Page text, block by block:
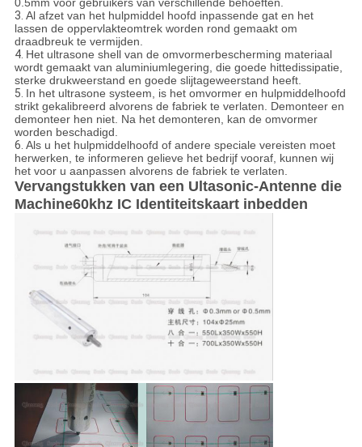
0.5mm voor gebruikers van verschillende behoeften.
3. Al afzet van het hulpmiddel hoofd inpassende gat en het
lassen de oppervlakteomtrek worden rond gemaakt om
draadbreuk te vermijden.
4. Het ultrasone shell van de omvormerbescherming materiaal
wordt gemaakt van aluminiumlegering, die goede hittedissipatie,
sterke drukweerstand en goede slijtageweerstand heeft.
5. In het ultrasone systeem, is het omvormer en hulpmiddelhoofd
strikt gekalibreerd alvorens de fabriek te verlaten. Demonteer en
demonteer hen niet. Na het demonteren, kan de omvormer
worden beschadigd.
6. Als u het hulpmiddelhoofd of andere speciale vereisten moet
herwerken, te informeren gelieve het bedrijf vooraf, kunnen wij
het voor u aanpassen alvorens de fabriek te verlaten.
Vervangstukken van een Ultasonic-Antenne die
Machine60khz IC Identiteitskaart inbedden